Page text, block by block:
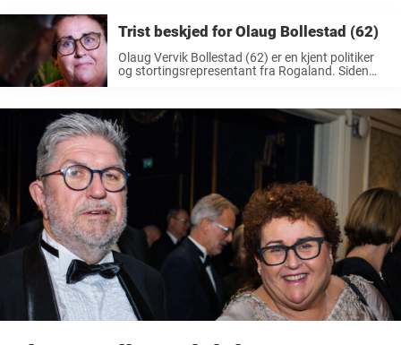
Trist beskjed for Olaug Bollestad (62)
Olaug Vervik Bollestad (62) er en kjent politiker
og stortingsrepresentant fra Rogaland. Siden
regjering 2019-2021. Det norske folk ...